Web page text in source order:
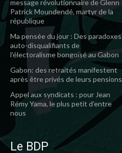
message révolutionnaire de Glenn
Patrick Moundendé, martyr de la
république
Ma pensée du jour : Des paradoxes
auto-disqualifiants de
l’électoralisme bongoïsé au Gabon
Gabon: des retraités manifestent
après être privés de leurs pensions
Appel aux syndicats : pour Jean
Rémy Yama, le plus petit d’entre
nous
Le BDP